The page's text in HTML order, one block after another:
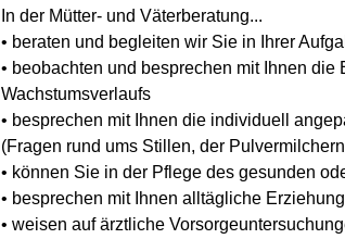
In der Mütter- und Väterberatung...
• beraten und begleiten wir Sie in Ihrer
• beobachten und besprechen mit Ihnen
Wachstumsverlaufs
• besprechen mit Ihnen die individuell
(Fragen rund ums Stillen, der
• können Sie in der Pflege des gesunden
• besprechen mit Ihnen alltägliche
• weisen auf ärztliche